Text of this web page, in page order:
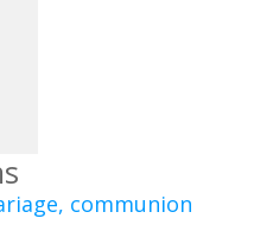
communion